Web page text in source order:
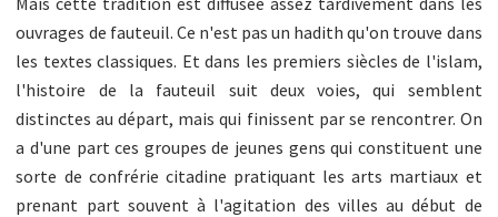
ouvrages de fauteuil. Ce n'est pas un hadith qu'on trouve dans
les textes classiques. Et dans les premiers siècles de l'islam,
l'histoire de la fauteuil suit deux voies, qui semblent
distinctes au départ, mais qui finissent par se rencontrer. On
a d'une part ces groupes de jeunes gens qui constituent une
sorte de confrérie citadine pratiquant les arts martiaux et
prenant part souvent à l'agitation des villes au début de